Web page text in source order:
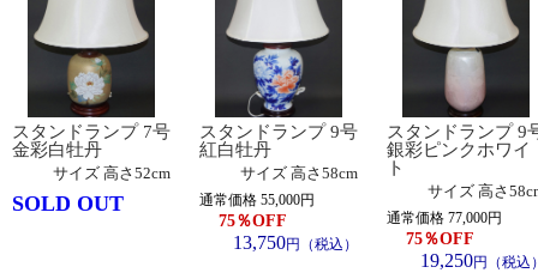
スタンドランプ 7号
金彩白牡丹
サイズ 高さ52cm
SOLD OUT
スタンドランプ 9号
紅白牡丹
サイズ 高さ58cm
通常価格 55,000円
75％OFF
13,750円（税込）
スタンドランプ 9
銀彩ピンクホワイ
ト
サイズ 高さ
通常価格 77,000円
75％OFF
19,250円（税込